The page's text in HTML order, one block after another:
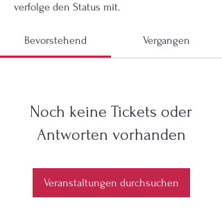
verfolge den Status mit.
Bevorstehend Vergangen
Noch keine Tickets oder
Antworten vorhanden
Veranstaltungen durchsuchen